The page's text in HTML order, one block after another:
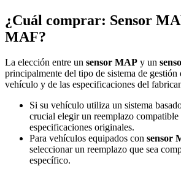
¿Cuál comprar: Sensor
MAF?
La elección entre un sensor MAP y un
principalmente del tipo de sistema de gestión
vehículo y de las especificaciones del
Si su vehículo utiliza un sistema
crucial elegir un reemplazo
especificaciones originales.
Para vehículos equipados con sensor
seleccionar un reemplazo que sea
específico.